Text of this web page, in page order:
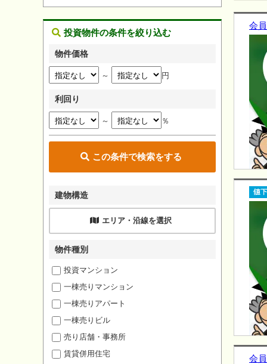
会
会
投資物件の条件を絞り込む
物件価格
～ 円
利回り
～ ％
この条件で検索をする
建物構造
エリア・沿線を選択
物件種別
投資マンション
一棟売りマンション
一棟売りアパート
一棟売りビル
売り店舗・事務所
賃貸併用住宅